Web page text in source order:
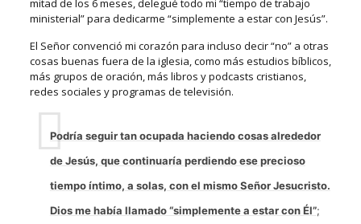
mitad de los 6 meses, delegué todo mi “tiempo de trabajo
ministerial” para dedicarme “simplemente a estar con Jesús”.
El Señor convenció mi corazón para incluso decir “no” a otras
cosas buenas fuera de la iglesia, como más estudios bíblicos,
más grupos de oración, más libros y podcasts cristianos,
redes sociales y programas de televisión.
Podría seguir tan ocupada haciendo cosas alrededor
de Jesús, que continuaría perdiendo ese precioso
tiempo íntimo, a solas, con el mismo Señor Jesucristo.
Dios me había llamado “simplemente a estar con Él”;